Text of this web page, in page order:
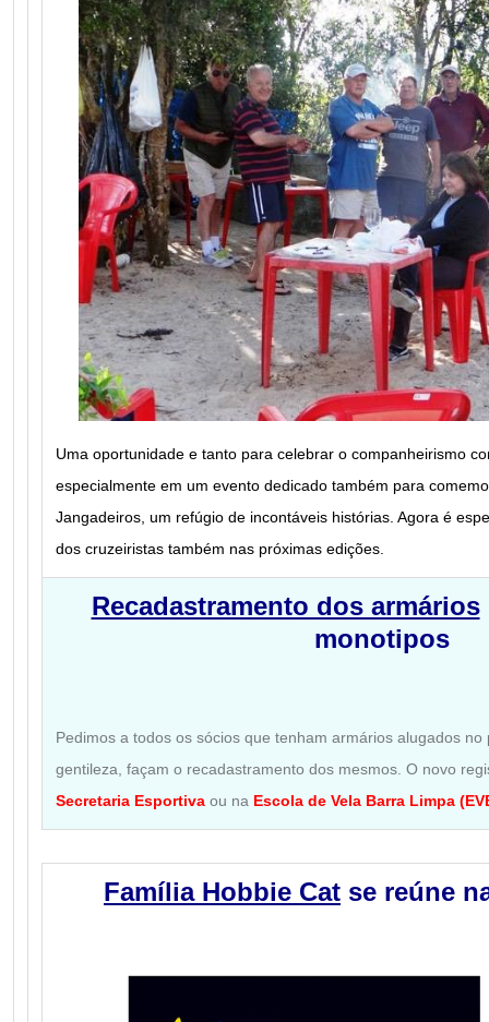
Uma oportunidade e tanto para celebrar o companheirismo
especialmente em um evento dedicado também para
Jangadeiros, um refúgio de incontáveis histórias. Agora é
dos cruzeiristas também nas próximas edições.
Recadastramento dos armários
monotipos
Pedimos a todos os sócios que tenham armários alugados
gentileza, façam o recadastramento dos mesmos. O novo
Secretaria Esportiva ou na Escola de Vela Barra Limpa
Família Hobbie Cat se reúne